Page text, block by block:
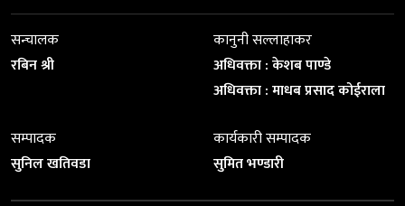
सन्चालक
रबिन श्री
कानुनी सल्लाहाकर
अधिवक्ता : केशब पाण्डे
अधिवक्ता : माधब प्रसाद कोईराला
सम्पादक
सुनिल खतिवडा
कार्यकारी सम्पादक
सुमित भण्डारी